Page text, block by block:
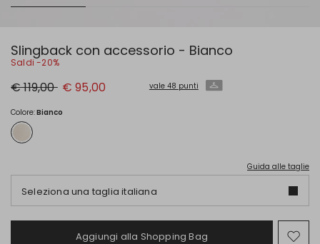
Slingback con accessorio - Bianco
Saldi -20%
Prezzo
originale
119,00
€ 119,00 Nuovo
prezzo
95,00
€ 95,00 vale 48 punti
Colore:Bianco
Guida alle taglie
Seleziona una taglia italiana
Aggiungi alla Shopping Bag